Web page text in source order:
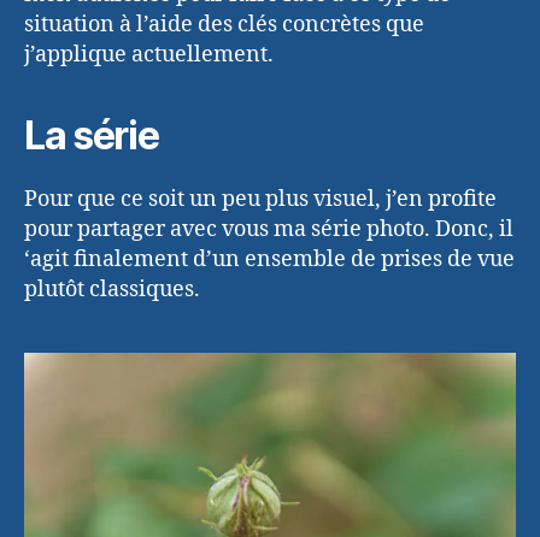
situation à l’aide des clés concrètes que
j’applique actuellement.
La série
Pour que ce soit un peu plus visuel, j’en profite
pour partager avec vous ma série photo. Donc, il
‘agit finalement d’un ensemble de prises de vue
plutôt classiques.